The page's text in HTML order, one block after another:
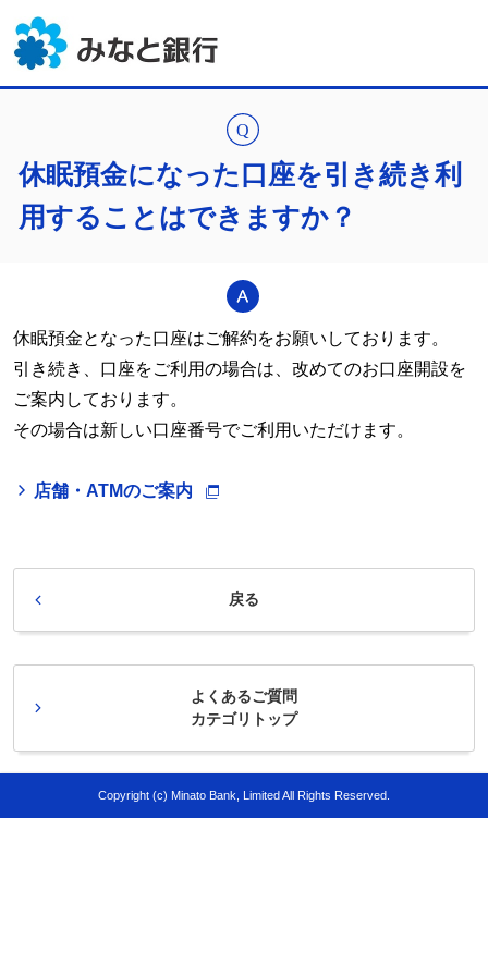
休眠預金になった口座を引き続き利
用することはできますか？
休眠預金となった口座はご解約をお願いしております。
引き続き、口座をご利用の場合は、改めてのお口座開設を
ご案内しております。
その場合は新しい口座番号でご利用いただけます。
店舗・ATMのご案内
戻る
よくあるご質問
カテゴリトップ
Copyright (c) Minato Bank, Limited All Rights Reserved.